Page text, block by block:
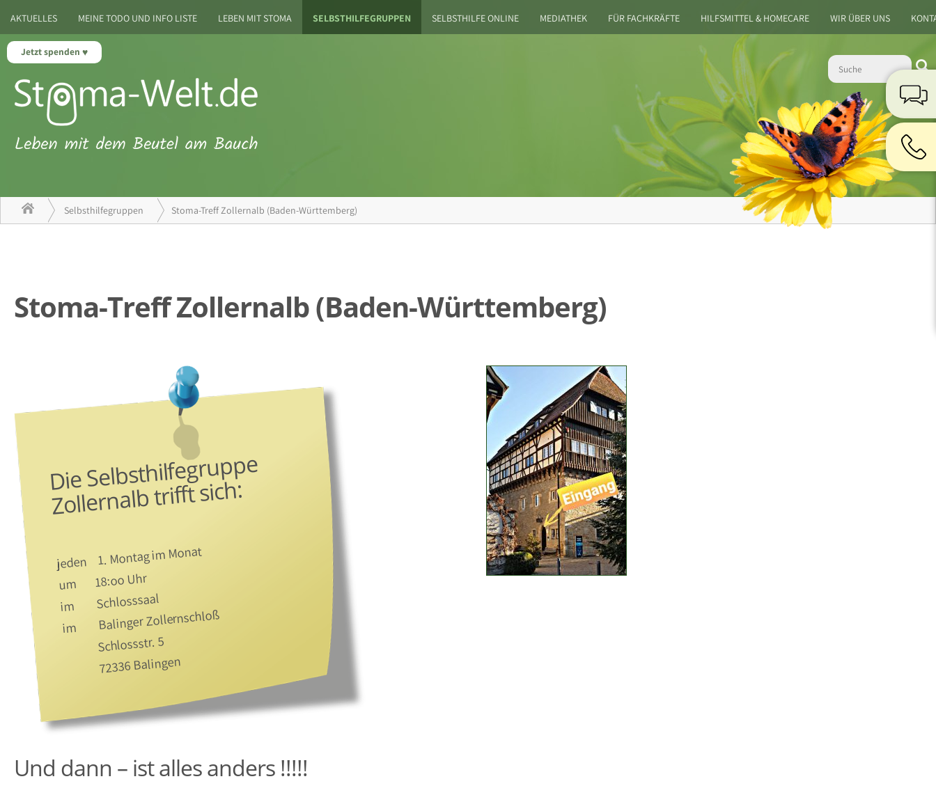
Jetzt spenden
AKTUELLES MEINE TODO UND INFO LISTE LEBEN MIT STOMA SELBSTHILFEGRUPPEN SELBSTHILFE ONLINE MEDIATHEK FÜR FACHKRÄFTE HILFSMITTEL & HOMECARE WIR ÜBER UNS
Selbsthilfegruppen Stoma-Treff Zollernalb (Baden-Württemberg)
Stoma-Treff Zollernalb (Baden-Württemberg)
Die Selbsthilfegruppe
Zollernalb trifft sich:
jeden 1. Montag im Monat
um 18:oo Uhr
im Schlosssaal
im Balinger Zollernschloß
Schlossstr. 5
72336 Balingen
Und dann – ist alles anders !!!!!